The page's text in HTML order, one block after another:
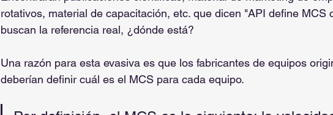
rotativos, material de capacitación, etc. que dicen "API define MCS
buscan la referencia real, ¿dónde está?
Una razón para esta evasiva es que los fabricantes de equipos
deberían definir cuál es el MCS para cada equipo.